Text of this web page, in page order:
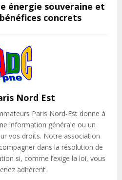
énergie souveraine et
concrets
Nord Est
Paris Nord-Est donne à
information générale ou un
vos droits. Notre association
dans la résolution de
si, comme l’exige la loi, vous
adhérent.